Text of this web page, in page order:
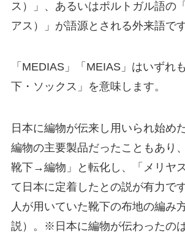
ス）」、あるいはポルトガル語の
アス）」が語源とされる外来語です
「MEDIAS」「MEIAS」はいずれ
下・ソックス」を意味します。
日本に編物が伝来し用いられ始め
編物の主要製品だったこともあり
靴下→編物」と転化し、「メリヤ
て日本に定着したとの説が有力で
人が用いていた靴下の布地の編み
説）。※日本に編物が伝わったの